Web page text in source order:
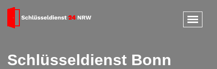
Schlüsseldienst Bonn